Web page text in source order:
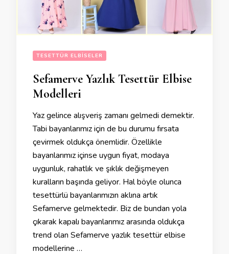
TESETTÜR ELBISELER
Sefamerve Yazlık Tesettür Elbise
Modelleri
Yaz gelince alışveriş zamanı gelmedi demektir.
Tabi bayanlarımız için de bu durumu fırsata
çevirmek oldukça önemlidir. Özellikle
bayanlarımız içinse uygun fiyat, modaya
uygunluk, rahatlık ve şıklık değişmeyen
kuralların başında geliyor. Hal böyle olunca
tesettürlü bayanlarımızın aklına artık
Sefamerve gelmektedir. Biz de bundan yola
çıkarak kapalı bayanlarımız arasında oldukça
trend olan Sefamerve yazlık tesettür elbise
modellerine …